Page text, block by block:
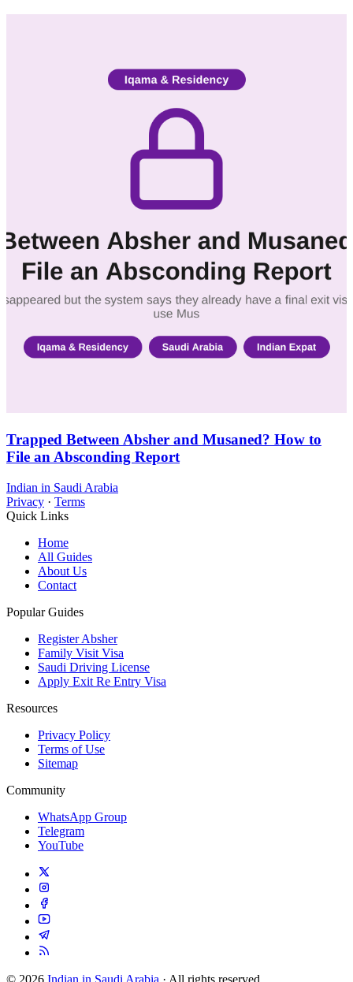
Trapped Between Absher and Musaned? How to
File an Absconding Report
Indian in Saudi Arabia
Privacy · Terms
Quick Links
Home
All Guides
About Us
Contact
Popular Guides
Register Absher
Family Visit Visa
Saudi Driving License
Apply Exit Re Entry Visa
Resources
Privacy Policy
Terms of Use
Sitemap
Community
WhatsApp Group
Telegram
YouTube
© 2026 Indian in Saudi Arabia · All rights reserved.